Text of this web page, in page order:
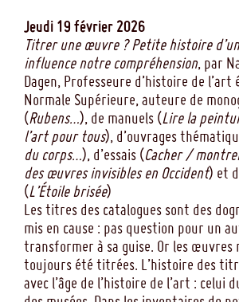
Jeudi 19 février 2026
Titrer une œuvre ? Petite histoire
influence notre compréhension, par
Dagen, Professeure d’histoire de l’art
Normale Supérieure, auteure de
(Rubens…), de manuels (Lire la
l’art pour tous), d’ouvrages
du corps…), d’essais (Cacher /
des œuvres invisibles en Occident) et
(L’Étoile brisée)
Les titres des catalogues sont des
mis en cause : pas question pour un
transformer à sa guise. Or les œuvres
toujours été titrées. L’histoire des
avec l’âge de l’histoire de l’art : celui